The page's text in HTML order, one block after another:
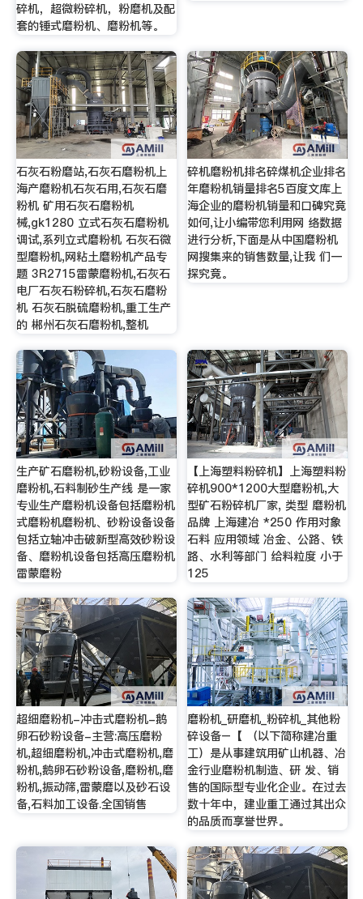
碎机，超微粉碎机，粉磨机及配
套的锤式磨粉机、磨粉机等。
石灰石粉磨站,石灰石磨粉机上
海产磨粉机石灰石用,石灰石磨
粉机 矿用石灰石磨粉机
械,gk1280 立式石灰石磨粉机
调试,系列立式磨粉机 石灰石微
型磨粉机,网粘土磨粉机产品专
题 3R2715雷蒙磨粉机,石灰石
电厂石灰石粉碎机,石灰石磨粉
机 石灰石脱硫磨粉机,重工生产
的 郴州石灰石磨粉机,整机
碎机磨粉机排名碎煤机企业排名
年磨粉机销量排名5百度文库上
海企业的磨粉机销量和口碑究竟
如何,让小编带您利用网 络数据
进行分析,下面是从中国磨粉机
网搜集来的销售数量,让我 们一
探究竟。
生产矿石磨粉机,砂粉设备,工业
磨粉机,石料制砂生产线 是一家
专业生产磨粉机设备包括磨粉机
式磨粉机磨粉机、砂粉设备设备
包括立轴冲击破新型高效砂粉设
备、磨粉机设备包括高压磨粉机
雷蒙磨粉
【上海塑料粉碎机】上海塑料粉
碎机900*1200大型磨粉机,大
型矿石粉碎机厂家, 类型 磨粉机
品牌 上海建冶 *250 作用对象
石料 应用领域 冶金、公路、铁
路、水利等部门 给料粒度 小于
125
超细磨粉机-冲击式磨粉机-鹅
卵石砂粉设备-主营:高压磨粉
机,超细磨粉机,冲击式磨粉机,磨
粉机,鹅卵石砂粉设备,磨粉机,磨
粉机,振动筛,雷蒙磨以及砂石设
备,石料加工设备.全国销售
磨粉机_研磨机_粉碎机_其他粉
碎设备–【 （以下简称建冶重
工）是从事建筑用矿山机器、冶
金行业磨粉机制造、研 发、销
售的国际型专业化企业。在过去
数十年中，建业重工通过其出众
的品质而享誉世界。